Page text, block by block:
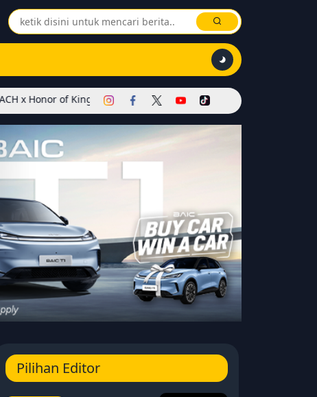
Kings Dimulai! Hadirkan Skin Soul Reaper, Mode Khusus, dan
Pilihan Editor